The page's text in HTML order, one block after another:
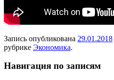
Запись опубликована 29.01.2018
рубрике Экономика.
Навигация по записям